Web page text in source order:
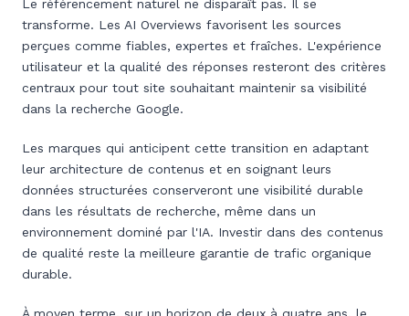
Le référencement naturel ne disparaît pas. Il se
transforme. Les AI Overviews favorisent les sources
perçues comme fiables, expertes et fraîches. L'expérience
utilisateur et la qualité des réponses resteront des critères
centraux pour tout site souhaitant maintenir sa visibilité
dans la recherche Google.
Les marques qui anticipent cette transition en adaptant
leur architecture de contenus et en soignant leurs
données structurées conserveront une visibilité durable
dans les résultats de recherche, même dans un
environnement dominé par l'IA. Investir dans des contenus
de qualité reste la meilleure garantie de trafic organique
durable.